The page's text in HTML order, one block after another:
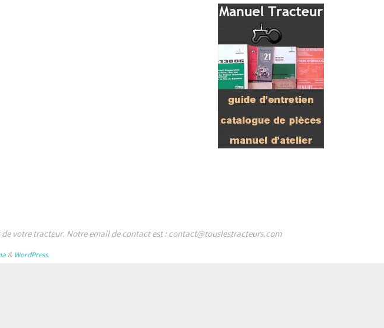
votre tracteur. Notre email de contact est : contact@touslestracteurs.com
& WordPress.